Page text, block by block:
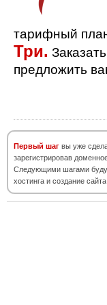
тарифный
Три.
предложить
Первый шаг вы уже
зарегистрировав
Следующими шагами
хостинга и создание сайта.